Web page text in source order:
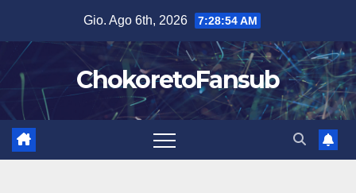
contenuto
Gio. Ago 6th, 2026 7:28:55 AM
ChokoretoFansub